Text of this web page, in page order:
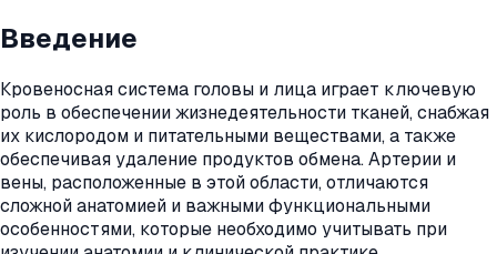
Введение
Кровеносная система головы и лица играет ключевую
роль в обеспечении жизнедеятельности тканей, снабжая
их кислородом и питательными веществами, а также
обеспечивая удаление продуктов обмена. Артерии и
вены, расположенные в этой области, отличаются
сложной анатомией и важными функциональными
особенностями, которые необходимо учитывать при